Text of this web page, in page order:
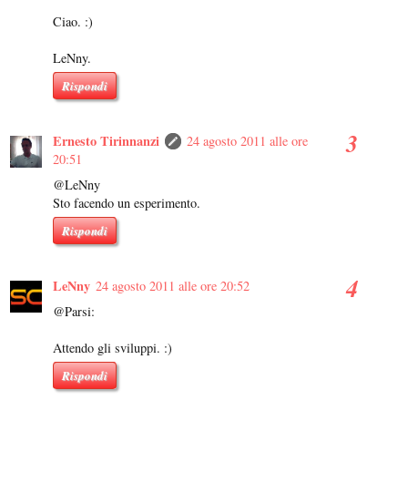
Ciao. :)
LeNny.
Rispondi
Ernesto Tirinnanzi
24 agosto 2011 alle ore
20:51
@LeNny
Sto facendo un esperimento.
Rispondi
LeNny 24 agosto 2011 alle ore 20:52
@Parsi:
Attendo gli sviluppi. :)
Rispondi